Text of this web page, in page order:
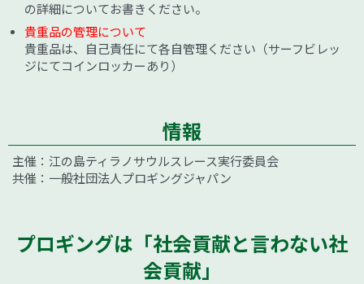
の詳細についてお書きください。
貴重品の管理について
貴重品は、自己責任にて各自管理ください（サーフビレッ
ジにてコインロッカーあり）
情報
主催：江の島ティラノサウルスレース実行委員会
共催：一般社団法人プロギングジャパン
プロギングは「社会貢献と言わない社
会貢献」